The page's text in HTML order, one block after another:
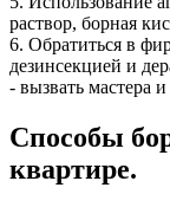
раствор, борная
6. Обратиться в
дезинсекцией и
- вызвать мастера
Способы
квартире.